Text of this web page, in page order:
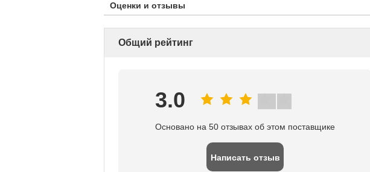
Оценки и отзывы
Общий рейтинг
3.0
Основано на 50 отзывах об этом поставщике
Написать отзыв